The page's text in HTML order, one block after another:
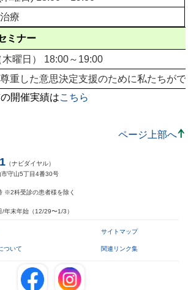
療
ミナー
曜日） 18:00～19:00
重した意思決定支援のために私たちが
開催実績はこちら
ページ上部へ
（ナビダイヤル）
守山5丁目4番30号
※2科受診の患者様を除く
年末年始（12/29〜1/3）
サイトマップ
ついて 関連リンク集